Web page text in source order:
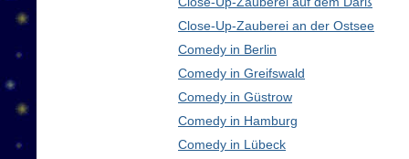
Close-Up-Zauberei an der Ostsee
Comedy in Berlin
Comedy in Greifswald
Comedy in Güstrow
Comedy in Hamburg
Comedy in Lübeck